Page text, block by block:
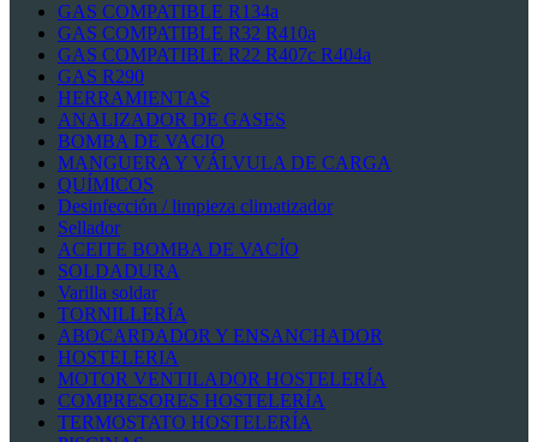
GAS COMPATIBLE R134a
GAS COMPATIBLE R32 R410a
GAS COMPATIBLE R22 R407c R404a
GAS R290
HERRAMIENTAS
ANALIZADOR DE GASES
BOMBA DE VACIO
MANGUERA Y VÁLVULA DE CARGA
QUÍMICOS
Desinfección / limpieza climatizador
Sellador
ACEITE BOMBA DE VACÍO
SOLDADURA
Varilla soldar
TORNILLERÍA
ABOCARDADOR Y ENSANCHADOR
HOSTELERIA
MOTOR VENTILADOR HOSTELERÍA
COMPRESORES HOSTELERÍA
TERMOSTATO HOSTELERÍA